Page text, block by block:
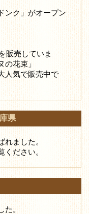
ンク」がオープン
販売していま
の花束」
人気で販売中で
県
れました。
ください。
た。